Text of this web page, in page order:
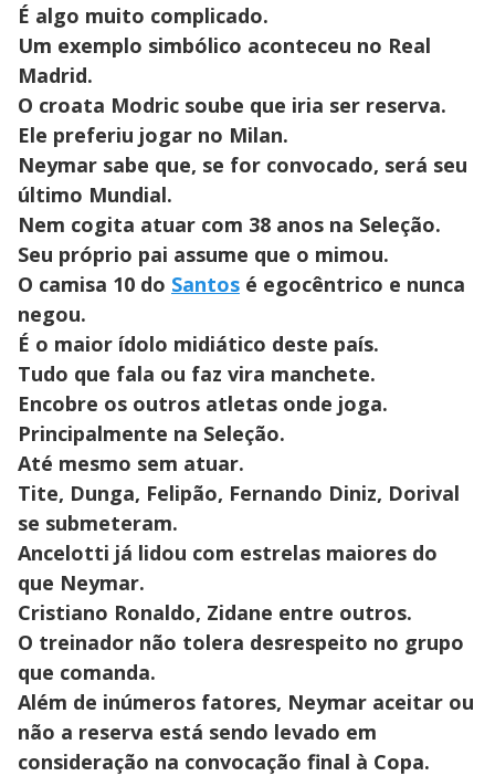
É algo muito complicado.
Um exemplo simbólico aconteceu no Real
Madrid.
O croata Modric soube que iria ser reserva.
Ele preferiu jogar no Milan.
Neymar sabe que, se for convocado, será seu
último Mundial.
Nem cogita atuar com 38 anos na Seleção.
Seu próprio pai assume que o mimou.
O camisa 10 do Santos é egocêntrico e nunca
negou.
É o maior ídolo midiático deste país.
Tudo que fala ou faz vira manchete.
Encobre os outros atletas onde joga.
Principalmente na Seleção.
Até mesmo sem atuar.
Tite, Dunga, Felipão, Fernando Diniz, Dorival
se submeteram.
Ancelotti já lidou com estrelas maiores do
que Neymar.
Cristiano Ronaldo, Zidane entre outros.
O treinador não tolera desrespeito no grupo
que comanda.
Além de inúmeros fatores, Neymar aceitar ou
não a reserva está sendo levado em
consideração na convocação final à Copa.